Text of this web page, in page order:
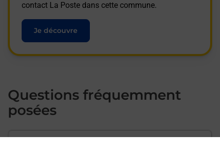
contact La Poste dans cette commune.
Je découvre
Questions fréquemment
posées